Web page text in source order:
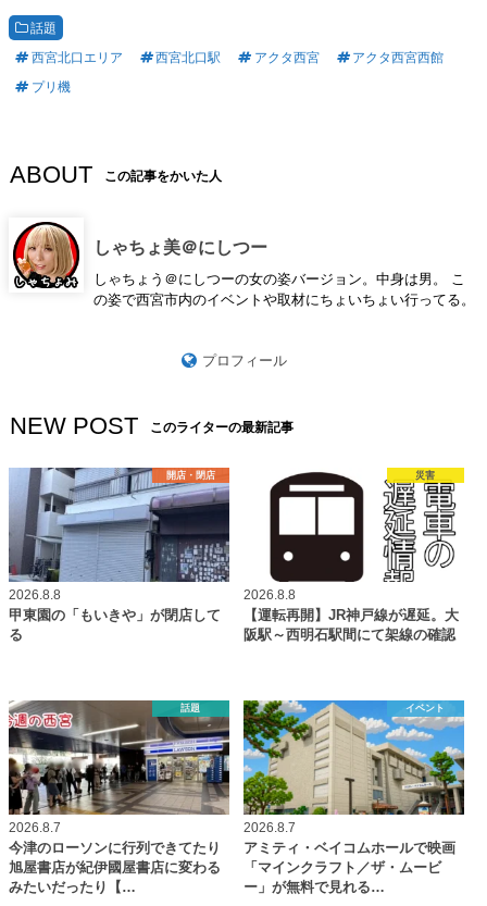
話題
西宮北口エリア
西宮北口駅 アクタ西宮
アクタ西宮西館
プリ機
ABOUT この記事をかいた人
しゃちょ美＠にしつー
しゃちょう＠にしつーの女の姿バージョン。中身は男。 こ
の姿で西宮市内のイベントや取材にちょいちょい行ってる。
プロフィール
NEW POST このライターの最新記事
開店・閉店
2026.8.8
甲東園の「もいきや」が閉店して
る
災害
2026.8.8
【運転再開】JR神戸線が遅延。大
阪駅～西明石駅間にて架線の確認
話題
2026.8.7
今津のローソンに行列できてたり
旭屋書店が紀伊國屋書店に変わる
みたいだったり【…
イベント
2026.8.7
アミティ・ベイコムホールで映画
「マインクラフト／ザ・ムービ
ー」が無料で見れる…